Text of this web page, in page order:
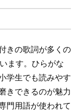
きの歌詞が多くの
ます。ひらがな
学生でも読みやす
きできるのが魅力
門用語が使われて